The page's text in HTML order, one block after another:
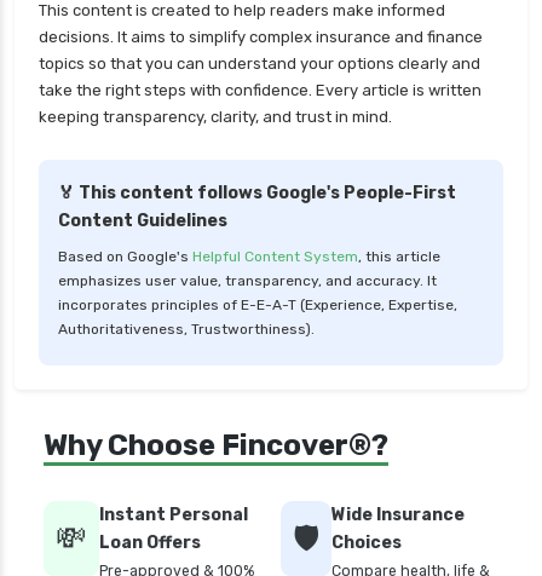
This content is created to help readers make informed
decisions. It aims to simplify complex insurance and finance
topics so that you can understand your options clearly and
take the right steps with confidence. Every article is written
keeping transparency, clarity, and trust in mind.
🏅 This content follows Google's People-First
Content Guidelines
Based on Google's Helpful Content System, this article
emphasizes user value, transparency, and accuracy. It
incorporates principles of E-E-A-T (Experience, Expertise,
Authoritativeness, Trustworthiness).
Why Choose Fincover®?
💸
Instant Personal
Loan Offers
Pre-approved & 100%
🛡️
Wide Insurance
Choices
Compare health, life &